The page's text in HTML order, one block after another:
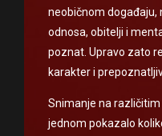
neobičnom događaju,
odnosa, obitelji i
poznat. Upravo zato
karakter i
Snimanje na
jednom pokazalo